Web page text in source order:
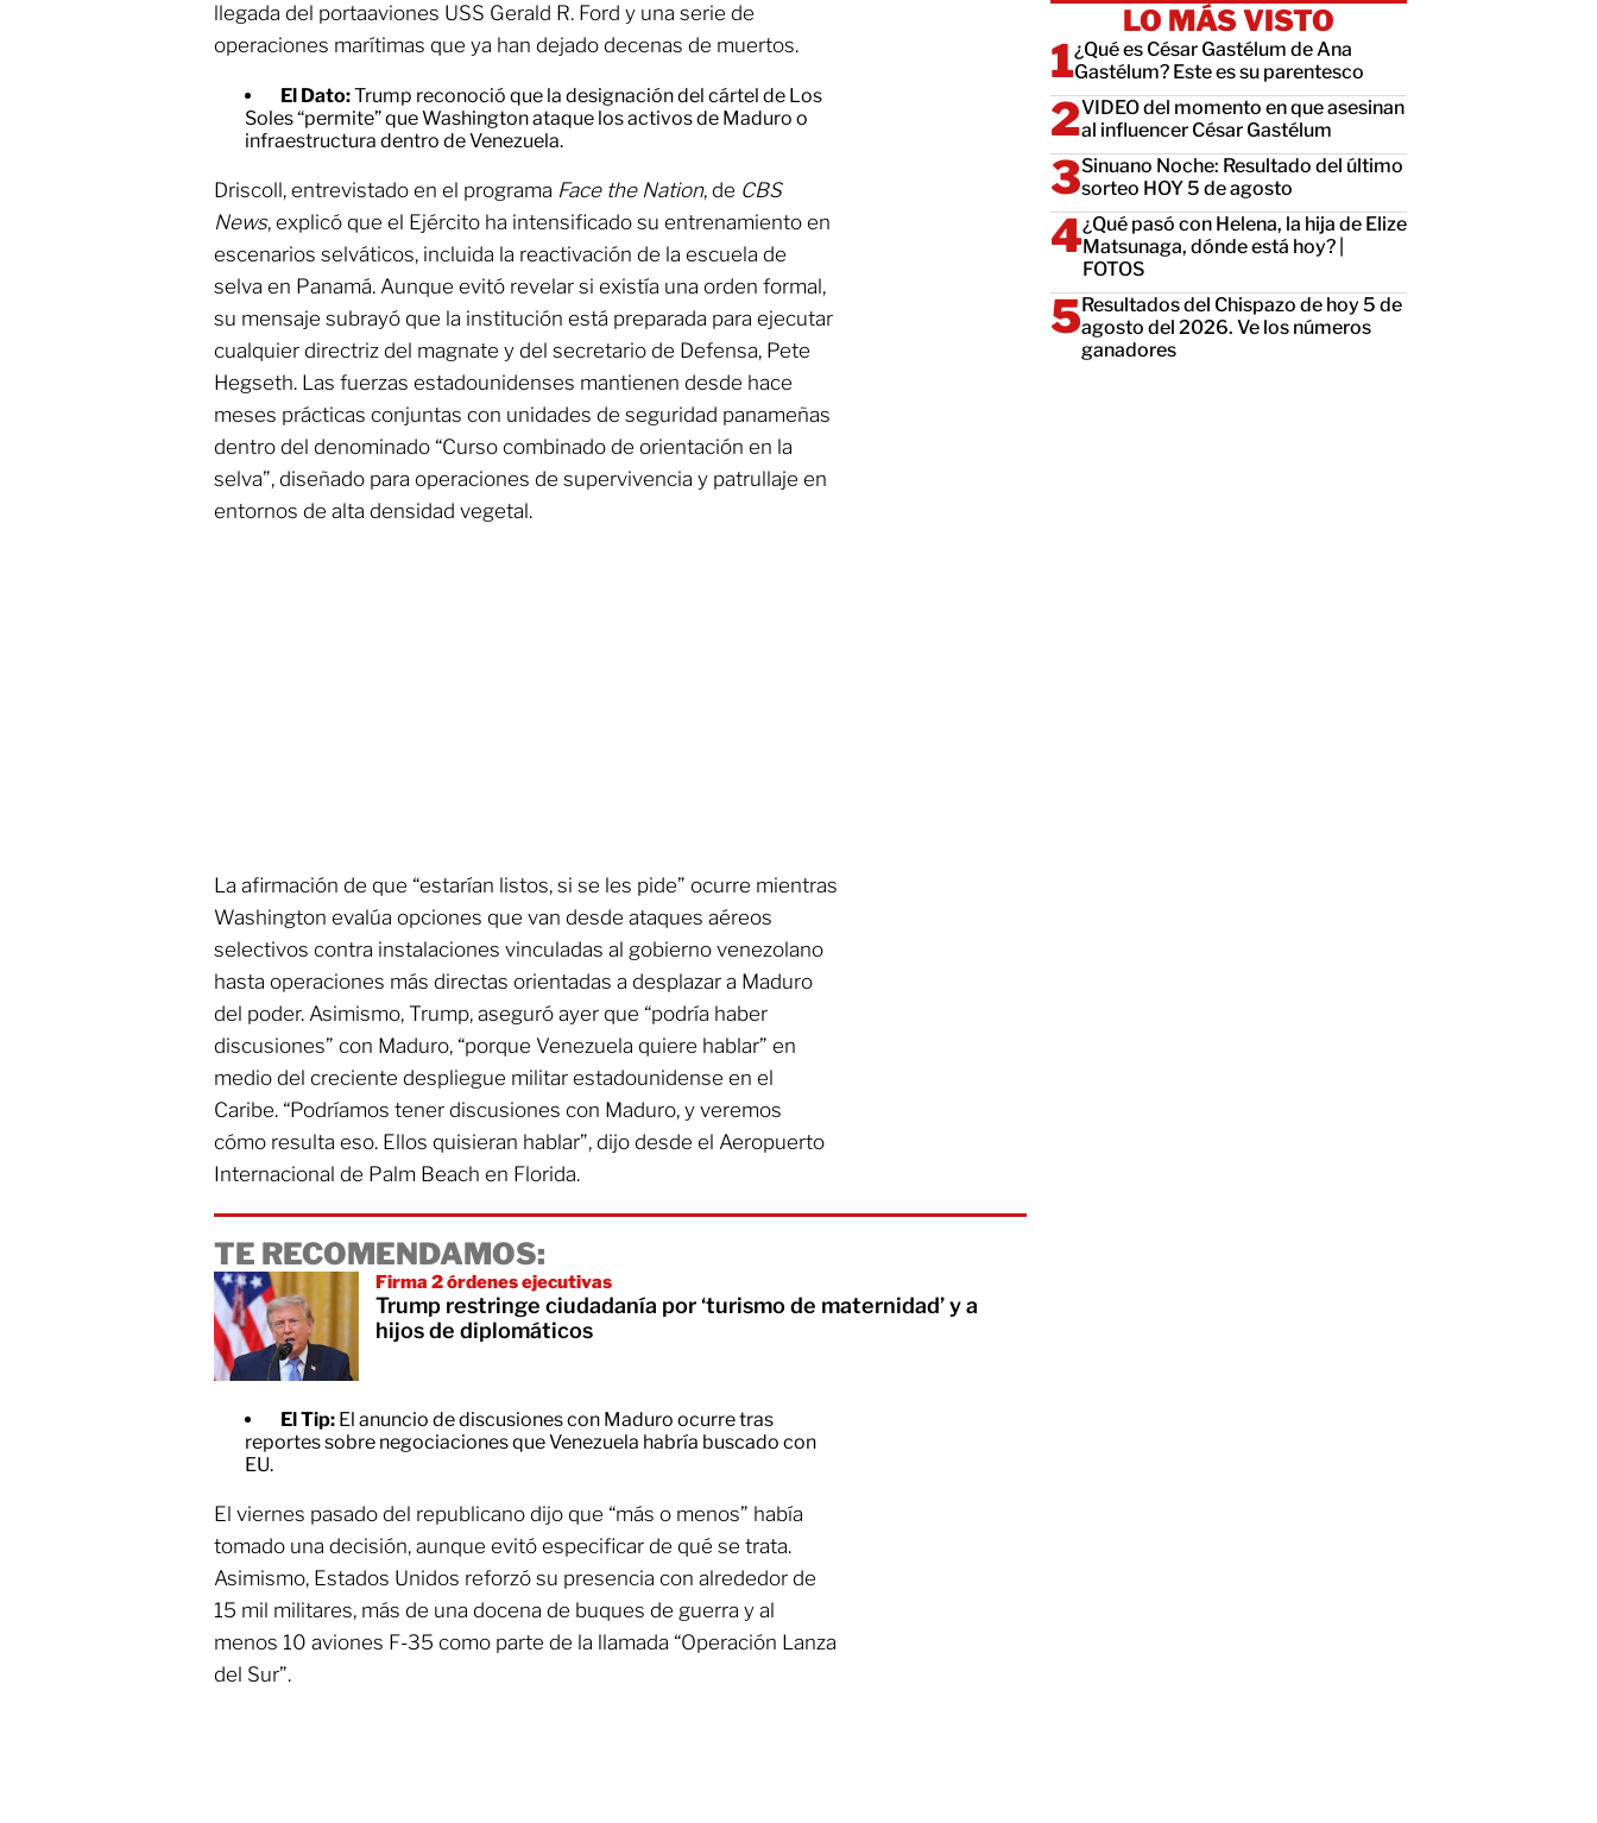
llegada del portaaviones USS Gerald R. Ford y una serie de
operaciones marítimas que ya han dejado decenas de muertos.
El Dato:Trump reconoció que la designación del cártel de Los
Soles “permite” que Washington ataque los activos de Maduro o
infraestructura dentro de Venezuela.
Driscoll, entrevistado en el programa Face the Nation, de CBS
News, explicó que el Ejército ha intensificado su entrenamiento en
escenarios selváticos, incluida la reactivación de la escuela de
selva en Panamá. Aunque evitó revelar si existía una orden formal,
su mensaje subrayó que la institución está preparada para ejecutar
cualquier directriz del magnate y del secretario de Defensa, Pete
Hegseth. Las fuerzas estadounidenses mantienen desde hace
meses prácticas conjuntas con unidades de seguridad panameñas
dentro del denominado “Curso combinado de orientación en la
selva”, diseñado para operaciones de supervivencia y patrullaje en
entornos de alta densidad vegetal.
La afirmación de que “estarían listos, si se les pide” ocurre mientras
Washington evalúa opciones que van desde ataques aéreos
selectivos contra instalaciones vinculadas al gobierno venezolano
hasta operaciones más directas orientadas a desplazar a Maduro
del poder. Asimismo, Trump, aseguró ayer que “podría haber
discusiones” con Maduro, “porque Venezuela quiere hablar” en
medio del creciente despliegue militar estadounidense en el
Caribe. “Podríamos tener discusiones con Maduro, y veremos
cómo resulta eso. Ellos quisieran hablar”, dijo desde el Aeropuerto
Internacional de Palm Beach en Florida.
TE RECOMENDAMOS:
Firma 2 órdenes ejecutivas
Trump restringe ciudadanía por ‘turismo de maternidad’ y a
hijos de diplomáticos
El Tip: El anuncio de discusiones con Maduro ocurre tras
reportes sobre negociaciones que Venezuela habría buscado con
EU.
El viernes pasado del republicano dijo que “más o menos” había
tomado una decisión, aunque evitó especificar de qué se trata.
Asimismo, Estados Unidos reforzó su presencia con alrededor de
15 mil militares, más de una docena de buques de guerra y al
menos 10 aviones F-35 como parte de la llamada “Operación Lanza
del Sur”.
LO MÁS VISTO
¿Qué es César Gastélum de Ana
Gastélum? Este es su parentesco
VIDEO del momento en que asesinan
al influencer César Gastélum
Sinuano Noche: Resultado del último
sorteo HOY 5 de agosto
¿Qué pasó con Helena, la hija de Elize
Matsunaga, dónde está hoy? |
FOTOS
Resultados del Chispazo de hoy 5 de
agosto del 2026. Ve los números
ganadores